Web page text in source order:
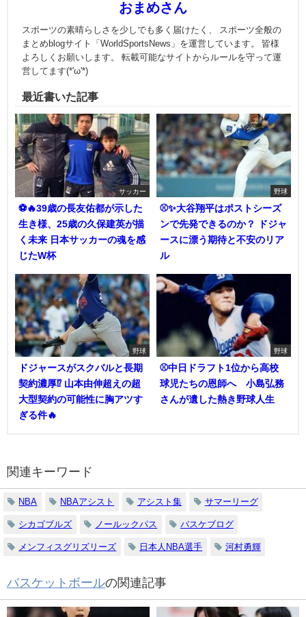
おまめさん
スポーツの素晴らしさを少しでも多く届けたく、 スポーツ全般の
まとめblogサイト「WorldSportsNews」を運営しています。 皆様
よろしくお願いします。 転載可能なサイトからルールを守って運
営してます(*'ω'*)
最近書いた記事
サッカー
⚽🔥39歳の長友佑都が示した
生き様、25歳の久保建英が描
く未来 日本サッカーの魂を感
じたW杯
野球
⚾✨大谷翔平はポストシーズ
ンで先発できるのか？ ドジャ
ースに漂う期待と不安のリア
ル
野球
ドジャースがスクバルと長期
契約濃厚⁉︎ 山本由伸超えの超
大型契約の可能性に胸アツす
ぎる件🔥
野球
⚾中日ドラフト1位から高校
球児たちの恩師へ 小島弘務
さんが遺した熱き野球人生
関連キーワード
NBA NBAアシスト アシスト集 サマーリーグ
シカゴブルズ ノールックパス バスケブログ
メンフィスグリズリーズ 日本人NBA選手 河村勇輝
バスケットボールの関連記事